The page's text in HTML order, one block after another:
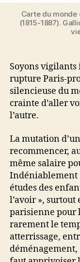
Carte du monde
(1815-1887).
Soyons vigilants
rupture Paris-
silencieuse du
crainte d’aller
l’autre.
La mutation
recommencer,
même salaire
Indéniablement
études des
l’avoir »,
parisienne pour
rarement le
atterrissage,
déménagement,